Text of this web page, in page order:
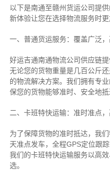
以下是南通至赣州货运公司提
新体验让您在选择物流服务时更
一、普通货运服务：覆盖广泛
好运吉通南通物流公司供应链
无论您的货物重量是几百公斤
的物流解决方案。我们拥有专
保您的货物能够准时、安全地抵
二、卡班特快运输：准时准点
为了保障货物的准时抵达，我
天准点发车，全程GPS定位跟
我们的卡班特快运输服务以高
选。